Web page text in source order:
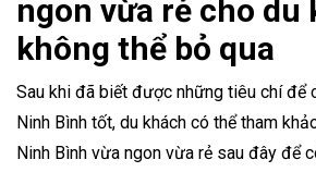
ngon vừa rẻ cho du
không thể bỏ qua
Sau khi đã biết được những tiêu chí để
Ninh Bình tốt, du khách có thể tham
Ninh Bình vừa ngon vừa rẻ sau đây để